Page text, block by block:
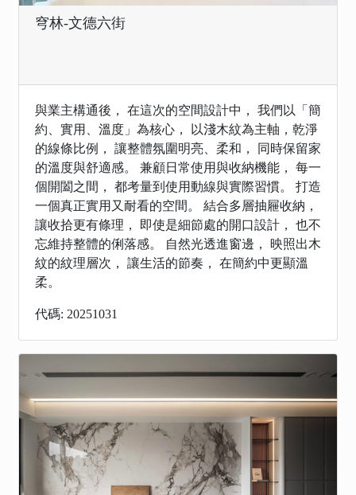
穹林-文德六街
與業主構通後， 在這次的空間設計中， 我們以「簡
約、實用、溫度」為核心， 以淺木紋為主軸，乾淨
的線條比例， 讓整體氛圍明亮、柔和， 同時保留家
的溫度與舒適感。 兼顧日常使用與收納機能， 每一
個開闔之間， 都考量到使用動線與實際習慣。 打造
一個真正實用又耐看的空間。 結合多層抽屜收納，
讓收拾更有條理， 即使是細節處的開口設計， 也不
忘維持整體的俐落感。 自然光透進窗邊， 映照出木
紋的紋理層次， 讓生活的節奏， 在簡約中更顯溫
柔。
代碼: 20251031